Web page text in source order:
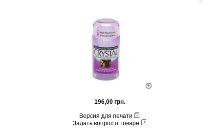
196,00 грн.
Версия для печати
Задать вопрос о товаре